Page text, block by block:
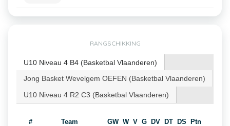
RANGSCHIKKING
U10 Niveau 4 B4 (Basketbal Vlaanderen)
Jong Basket Wevelgem OEFEN (Basketbal Vlaanderen)
U10 Niveau 4 R2 C3 (Basketbal Vlaanderen)
# Team GW W V G DV DT DS Ptn